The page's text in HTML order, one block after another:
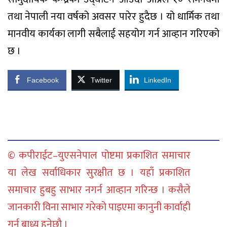
तथा नेपाली नया वर्षको अवसर पारेर हुदैछ । यो धार्मिक तथा
मानवीय कार्यका लागी सबैलाई सहयोग गर्न आव्हान गरिएको
छ ।
Facebook Twitter LinkedIn
© कपीराईट–युएसनेपाल पोष्टमा प्रकाशित समाचार
या लेख सर्वाधिकार सुरक्षीत छ । यहाँ प्रकाशित
समाचार हुबहु साभार नगर्न आव्हान गरिन्छ । कसैले
जानकारी विना साभार गरेको पाइएमा कानुनी कार्वाही